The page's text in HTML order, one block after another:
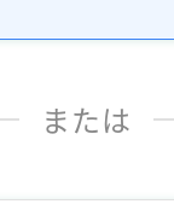
または